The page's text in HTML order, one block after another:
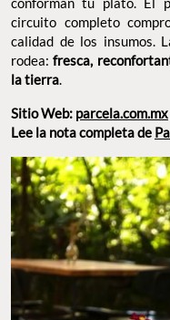
reflejo de lo que nos
con fuertes raíces en la
Lee la nota completa de